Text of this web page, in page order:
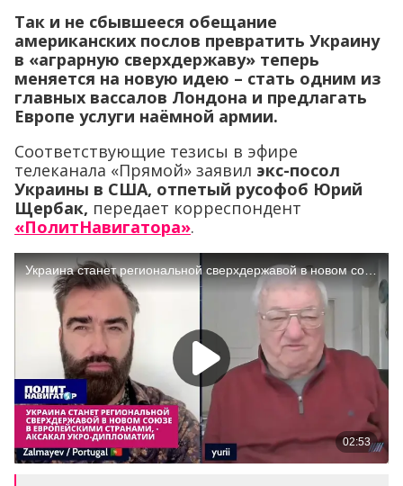
Так и не сбывшееся обещание
американских послов превратить Украину
в «аграрную сверхдержаву» теперь
меняется на новую идею – стать одним из
главных вассалов Лондона и предлагать
Европе услуги наёмной армии.
Соответствующие тезисы в эфире
телеканала «Прямой» заявил экс-посол
Украины в США, отпетый русофоб Юрий
Щербак, передает корреспондент
«ПолитНавигатора».